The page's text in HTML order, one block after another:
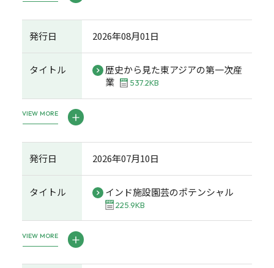
発行日 2026年08月01日
タイトル
歴史から見た東アジアの第一次産
業
537.2KB
VIEW MORE
発行日 2026年07月10日
タイトル インド施設園芸のポテンシャル
225.9KB
VIEW MORE